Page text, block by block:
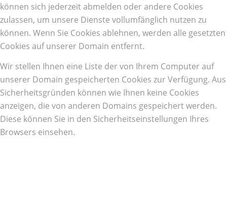
können sich jederzeit abmelden oder andere Cookies
zulassen, um unsere Dienste vollumfänglich nutzen zu
können. Wenn Sie Cookies ablehnen, werden alle gesetzten
Cookies auf unserer Domain entfernt.
Wir stellen Ihnen eine Liste der von Ihrem Computer auf
unserer Domain gespeicherten Cookies zur Verfügung. Aus
Sicherheitsgründen können wie Ihnen keine Cookies
anzeigen, die von anderen Domains gespeichert werden.
Diese können Sie in den Sicherheitseinstellungen Ihres
Browsers einsehen.